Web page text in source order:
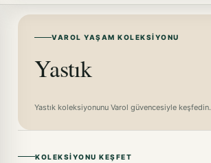
VAROL YAŞAM KOLEKSIYONU
Yastık
Yastık koleksiyonunu Varol güvencesiyle keşfedin.
KOLEKSIYONU KEŞFET